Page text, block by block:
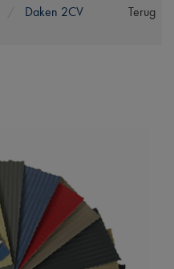
Terug
Daken 2CV